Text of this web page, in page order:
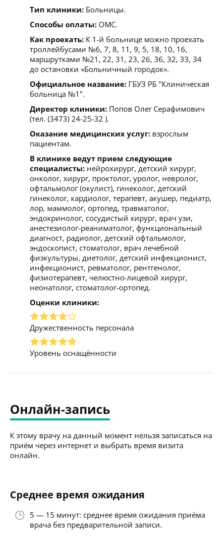
Тип клиники: Больницы.
Способы оплаты: ОМС.
Как проехать: К 1-й больнице можно проехать
троллейбусами №6, 7, 8, 11, 9, 5, 18, 10, 16,
маршрутками №21, 22, 31, 23, 26, 36, 32, 33, 34
до остановки «Больничный городок».
Официальное название: ГБУЗ РБ "Клиническая
больница №1".
Директор клиники: Попов Олег Серафимович
(тел. (3473) 24-25-32 ).
Оказание медицинских услуг: взрослым
пациентам.
В клинике ведут прием следующие
специалисты: нейрохирург, детский хирург,
онколог, хирург, проктолог, уролог, невролог,
офтальмолог (окулист), гинеколог, детский
гинеколог, кардиолог, терапевт, акушер, педиатр,
лор, маммолог, ортопед, травматолог,
эндокринолог, сосудистый хирург, врач узи,
анестезиолог-реаниматолог, функциональный
диагност, радиолог, детский офтальмолог,
эндоскопист, стоматолог, врач лечебной
физкультуры, диетолог, детский инфекционист,
инфекционист, ревматолог, рентгенолог,
физиотерапевт, челюстно-лицевой хирург,
неонатолог, стоматолог-ортопед.
Оценки клиники:
Дружественность персонала
Уровень оснащённости
Онлайн-запись
К этому врачу на данный момент нельзя записаться на
приём через интернет и выбрать время визита
онлайн.
Среднее время ожидания
5 — 15 минут: среднее время ожидания приёма
врача без предварительной записи.